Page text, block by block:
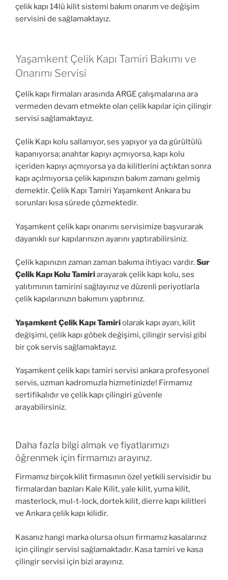
çelik kapı 14lü kilit sistemi bakım onarım ve değişim
servisini de sağlamaktayız.
Yaşamkent Çelik Kapı Tamiri Bakımı ve
Onarımı Servisi
Çelik kapı firmaları arasında ARGE çalışmalarına ara
vermeden devam etmekte olan çelik kapılar için çilingir
servisi sağlamaktayız.
Çelik Kapı kolu sallanıyor, ses yapıyor ya da gürültülü
kapanıyorsa; anahtar kapıyı açmıyorsa, kapı kolu
içeriden kapıyı açmıyorsa ya da kilitlerini açtıktan sonra
kapı açılmıyorsa çelik kapınızın bakım zamanı gelmiş
demektir. Çelik Kapı Tamiri Yaşamkent Ankara bu
sorunları kısa sürede çözmektedir.
Yaşamkent çelik kapı onarımı servisimize başvurarak
dayanıklı sur kapılarınızın ayarını yaptırabilirsiniz.
Çelik kapınızın zaman zaman bakıma ihtiyacı vardır.Sur
Çelik Kapı Kolu Tamiriarayarak çelik kapı kolu, ses
yalıtımının tamirini sağlayınız ve düzenli periyotlarla
çelik kapılarınızın bakımını yaptırınız.
Yaşamkent Çelik Kapı Tamiriolarak kapı ayarı, kilit
değişimi, çelik kapı göbek değişimi, çilingir servisi gibi
bir çok servis sağlamaktayız.
Yaşamkent çelik kapı tamiri servisi ankara profesyonel
servis, uzman kadromuzla hizmetinizde! Firmamız
sertifikalıdır ve çelik kapı çilingiri güvenle
arayabilirsiniz.
Daha fazla bilgi almak ve fiyatlarımızı
öğrenmek için firmamızı arayınız.
Firmamız birçok kilit firmasının özel yetkili servisidir bu
firmalardan bazıları Kale Kilit, yale kilit, yuma kilit,
masterlock, mul-t-lock, dortek kilit, dierre kapı kilitleri
ve Ankara çelik kapı kilidir.
Kasanız hangi marka olursa olsun firmamız kasalarınız
için çilingir servisi sağlamaktadır. Kasa tamiri ve kasa
çilingir servisi için bizi arayınız.